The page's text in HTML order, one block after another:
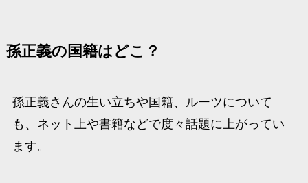
孫正義の国籍はどこ？
孫正義さんの生い立ちや国籍、ルーツについて
も、ネット上や書籍などで度々話題に上がってい
ます。